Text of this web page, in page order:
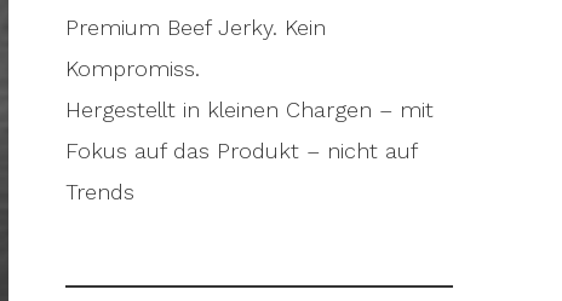
Premium Beef Jerky. Kein
Kompromiss.
Hergestellt in kleinen Chargen – mit
Fokus auf das Produkt – nicht auf
Trends